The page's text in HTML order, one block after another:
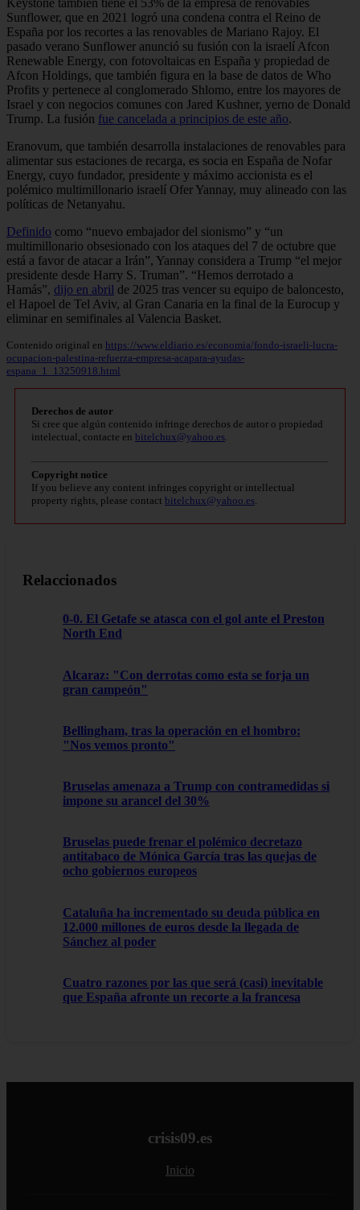
Sunflower, que en 2021 logró una condena contra el Reino de
España por los recortes a las renovables de Mariano Rajoy. El
pasado verano Sunflower anunció su fusión con la israelí Afcon
Renewable Energy, con fotovoltaicas en España y propiedad de
Afcon Holdings, que también figura en la base de datos de Who
Profits y pertenece al conglomerado Shlomo, entre los mayores de
Israel y con negocios comunes con Jared Kushner, yerno de Donald
Trump. La fusión fue cancelada a principios de este año.
Eranovum, que también desarrolla instalaciones de renovables para
alimentar sus estaciones de recarga, es socia en España de Nofar
Energy, cuyo fundador, presidente y máximo accionista es el
polémico multimillonario israelí Ofer Yannay, muy alineado con las
políticas de Netanyahu.
Definido como “nuevo embajador del sionismo” y “un
multimillonario obsesionado con los ataques del 7 de octubre que
está a favor de atacar a Irán”, Yannay considera a Trump “el mejor
presidente desde Harry S. Truman”. “Hemos derrotado a
Hamás”, dijo en abril de 2025 tras vencer su equipo de baloncesto,
el Hapoel de Tel Aviv, al Gran Canaria en la final de la Eurocup y
eliminar en semifinales al Valencia Basket.
Contenido original en https://www.eldiario.es/economia/fondo-israeli-lucra-
ocupacion-palestina-refuerza-empresa-acapara-ayudas-
espana_1_13250918.html
Derechos de autor
Si cree que algún contenido infringe derechos de autor o propiedad
intelectual, contacte en bitelchux@yahoo.es
Copyright notice
If you believe any content infringes copyright or intellectual
property rights, please contact bitelchux@yahoo.es
Relaccionados
0-0. El Getafe se atasca con el gol ante el Preston
North End
Alcaraz: "Con derrotas como esta se forja un
gran campeón"
Bellingham, tras la operación en el hombro:
"Nos vemos pronto"
Bruselas amenaza a Trump con contramedidas si
impone su arancel del 30%
Bruselas puede frenar el polémico decretazo
antitabaco de Mónica García tras las quejas de
ocho gobiernos europeos
Cataluña ha incrementado su deuda pública en
12.000 millones de euros desde la llegada de
Sánchez al poder
Cuatro razones por las que será (casi) inevitable
que España afronte un recorte a la francesa
crisis09.es
Inicio